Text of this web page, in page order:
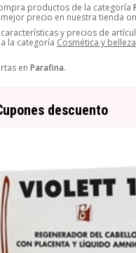
productos de la categoría
precio en nuestra tienda
y precios de
la categoría Cosmética y belleza
en Parafina.
descuento